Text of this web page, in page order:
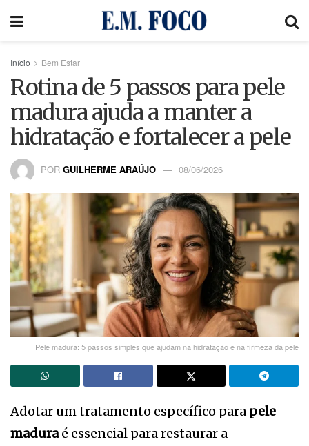
Início Bem Estar
Rotina de 5 passos para pele
madura ajuda a manter a
hidratação e fortalecer a pele
POR GUILHERME ARAÚJO 08/06/2026
Pele madura: 5 passos simples que ajudam na hidratação e na firmeza da pele
Adotar um tratamento específico para pele
maduraé essencial para restaurar a